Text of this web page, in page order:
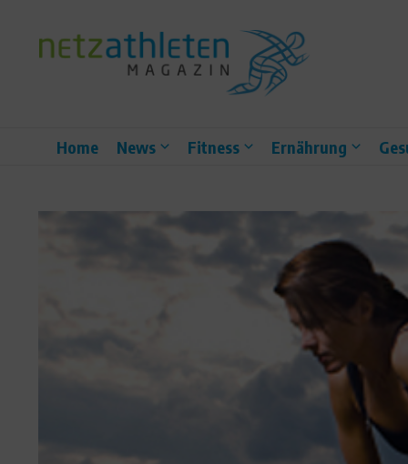
Home News Fitness Ernährung